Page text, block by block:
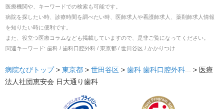
医療機関や、キーワードでの検索も可能です。
病院を探したい時、診療時間を調べたい時、医師求人や看護師求人、薬剤師求人情報
を知りたい時に便利です。
また、役立つ医療コラムなども掲載していますので、是非ご覧になってください。
関連キーワード: 歯科 / 歯科口腔外科 / 東京都 / 世田谷区 / かかりつけ
病院なびトップ > 東京都 > 世田谷区 > 歯科 歯科口腔外科... > 医療
法人社団恵安会 日大通り歯科